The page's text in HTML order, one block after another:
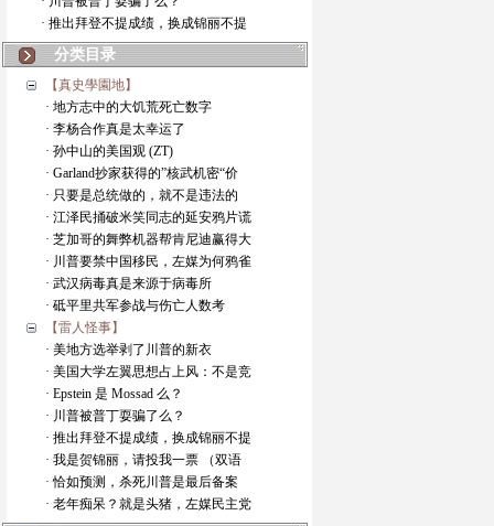
· 推出拜登不提成绩，换成锦丽不提
分类目录
【真史學園地】
· 地方志中的大饥荒死亡数字
· 李杨合作真是太幸运了
· 孙中山的美国观 (ZT)
· Garland抄家获得的”核武机密“价
· 只要是总统做的，就不是违法的
· 江泽民捅破米笑同志的延安鸦片谎
· 芝加哥的舞弊机器帮肯尼迪赢得大
· 川普要禁中国移民，左媒为何鸦雀
· 武汉病毒真是来源于病毒所
· 砥平里共军参战与伤亡人数考
【雷人怪事】
· 美地方选举剥了川普的新衣
· 美国大学左翼思想占上风：不是竞
· Epstein 是 Mossad 么？
· 川普被普丁耍骗了么？
· 推出拜登不提成绩，换成锦丽不提
· 我是贺锦丽，请投我一票 （双语
· 恰如预测，杀死川普是最后备案
· 老年痴呆？就是头猪，左媒民主党